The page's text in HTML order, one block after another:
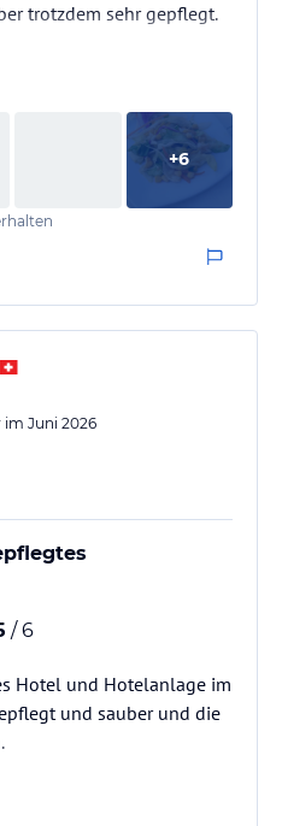
trotzdem sehr gepflegt.
+6
im Juni 2026
/ 6
Hotel und Hotelanlage im
und sauber und die